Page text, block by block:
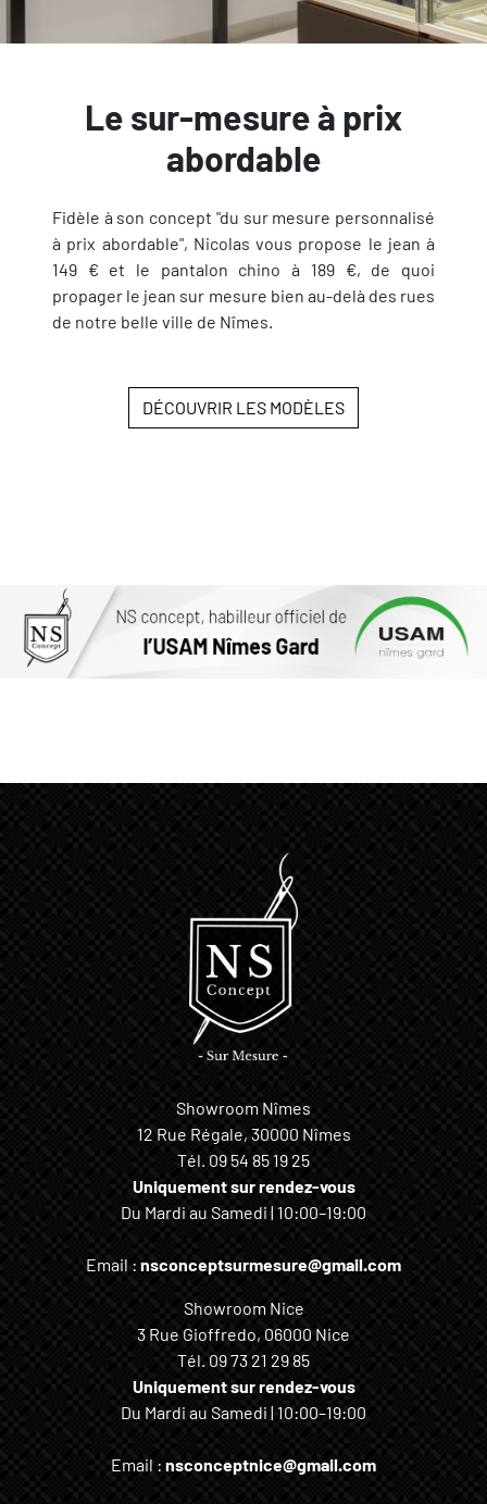
Le sur-mesure à prix
abordable
Fidèle à son concept "du sur mesure personnalisé
à prix abordable", Nicolas vous propose le jean à
149 € et le pantalon chino à 189 €, de quoi
propager le jean sur mesure bien au-delà des rues
de notre belle ville de Nîmes.
DÉCOUVRIR LES MODÈLES
Showroom Nîmes
12 Rue Régale, 30000 Nîmes
Tél. 09 54 85 19 25
Uniquement sur rendez-vous
Du Mardi au Samedi | 10:00–19:00
Email : nsconceptsurmesure@gmail.com
Showroom Nice
3 Rue Gioffredo, 06000 Nice
Tél. 09 73 21 29 85
Uniquement sur rendez-vous
Du Mardi au Samedi | 10:00–19:00
Email : nsconceptnice@gmail.com